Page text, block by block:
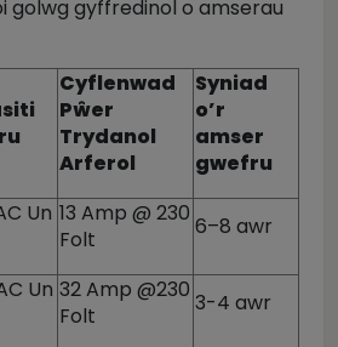
golwg gyffredinol o amserau
Cyflenwad
Pŵer
Trydanol
Arferol
Syniad
o’r
amser
gwefru
Un 13 Amp @ 230
Folt
6–8 awr
Un 32 Amp @230
Folt
3-4 awr